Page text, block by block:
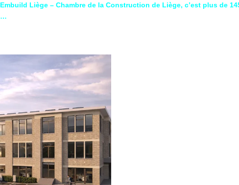
Embuild Liège – Chambre de la Construction de Liège, c’est plus de
…